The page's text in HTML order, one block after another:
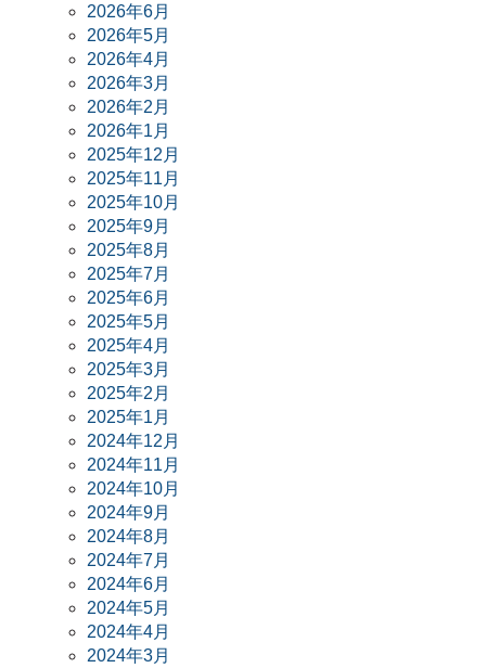
2026年6月
2026年5月
2026年4月
2026年3月
2026年2月
2026年1月
2025年12月
2025年11月
2025年10月
2025年9月
2025年8月
2025年7月
2025年6月
2025年5月
2025年4月
2025年3月
2025年2月
2025年1月
2024年12月
2024年11月
2024年10月
2024年9月
2024年8月
2024年7月
2024年6月
2024年5月
2024年4月
2024年3月